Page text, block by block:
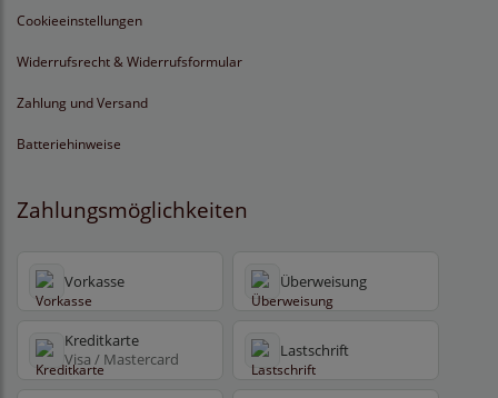
Cookieeinstellungen
Widerrufsrecht & Widerrufsformular
Zahlung und Versand
Batteriehinweise
Zahlungsmöglichkeiten
Vorkasse Überweisung
Kreditkarte
Visa / Mastercard Lastschrift